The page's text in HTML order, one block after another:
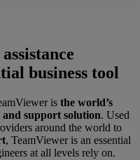
business tool
is the world’s
and support solution. Used
around the world to
, TeamViewer is an essential
at all levels rely on.